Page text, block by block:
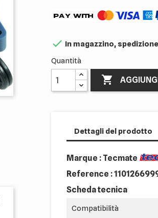
 In magazzino,
Quantità

Dettagli del prodotto
Marque : Tecmate
Reference :
Scheda tecnica
Compatibilità